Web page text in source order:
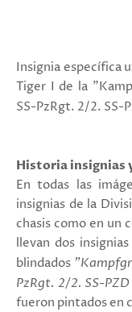
Insignia específica
Tiger I de la
SS-PzRgt. 2/2. SS-
Historia insignias
En todas las
insignias de la
chasis como en un
llevan dos
blindados
PzRgt. 2/2. SS-
fueron pintados en